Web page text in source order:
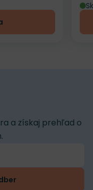
a získaj prehľad o